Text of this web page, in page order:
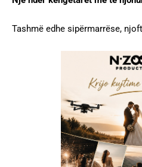
Tashmë edhe sipërmarrëse,